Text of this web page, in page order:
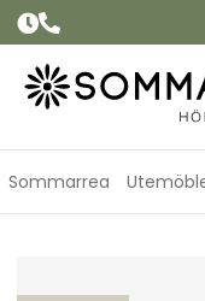
Sommarrea